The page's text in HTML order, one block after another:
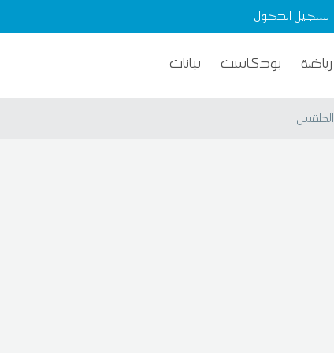
تسجيل الدخول
رياضة بودكاست بيانات
الطقس